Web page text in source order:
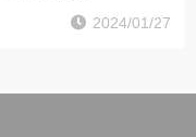
2024/01/27